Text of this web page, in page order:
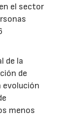
el sector
de la
de
evolución
menos